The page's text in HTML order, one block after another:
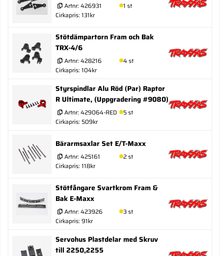
Artnr: 426931
1 st
Cirkapris: 131kr
Stötdämpartorn Fram och Bak
TRX-4/6
Artnr: 428216
4 st
Cirkapris: 104kr
Styrspindlar Alu Röd (Par) Raptor
R Ultimate, (Uppgradering #9080)
Artnr: 429064-RED
5 st
Cirkapris: 509kr
Bärarmsaxlar Set E/T-Maxx
Artnr: 425161
2 st
Cirkapris: 118kr
Stötfångare Svartkrom Fram &
Bak E-Maxx
Artnr: 423926
3 st
Cirkapris: 91kr
Servohus Plastdelar med Skruv
till 2250,2255